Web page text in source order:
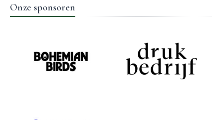
Onze sponsoren